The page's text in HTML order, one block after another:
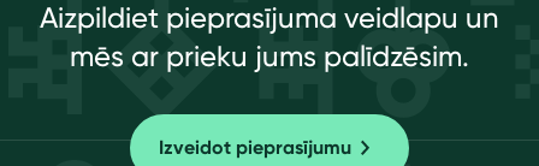
Aizpildiet pieprasījuma veidlapu un
mēs ar prieku jums palīdzēsim.
Izveidot pieprasījumu